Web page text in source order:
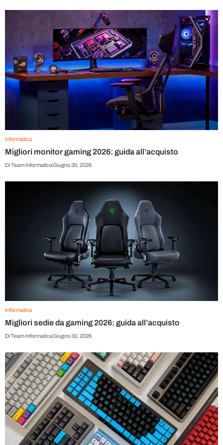
Informatica
Migliori monitor gaming 2026: guida all’acquisto
DiTeam InformaticaGiugno 30, 2026
Informatica
Migliori sedie da gaming 2026: guida all’acquisto
DiTeam InformaticaGiugno 30, 2026